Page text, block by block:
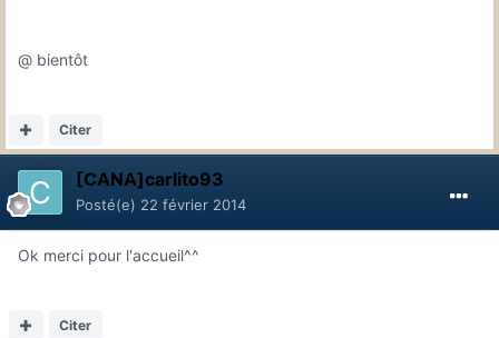
@ bientôt
Citer
[CANA]carlito93
Posté(e) 22 février 2014
Ok merci pour l'accueil^^
Citer